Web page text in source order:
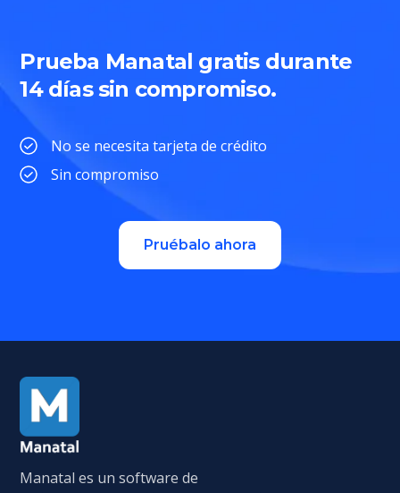
Prueba Manatal gratis durante
14 días sin compromiso.
No se necesita tarjeta de crédito
Sin compromiso
Pruébalo ahora
Manatal es un software de